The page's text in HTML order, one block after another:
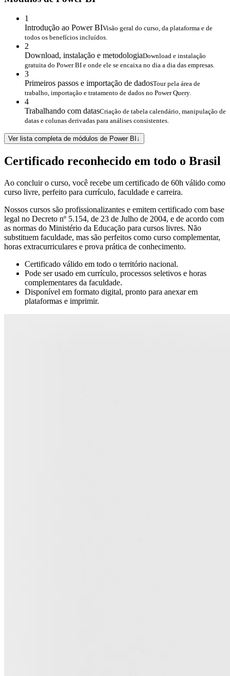
1
Introdução ao Power BIVisão geral do curso, da plataforma e de
todos os benefícios incluídos.
2
Download, instalação e metodologiaDownload e instalação
gratuita do Power BI e onde ele se encaixa no dia a dia das empresas.
3
Primeiros passos e importação de dadosTour pela área de
trabalho, importação e tratamento de dados no Power Query.
4
Trabalhando com datasCriação de tabela calendário, manipulação de
datas e colunas derivadas para análises consistentes.
Ver lista completa de módulos de Power BI ↓
Certificado reconhecido em todo o Brasil
Ao concluir o curso, você recebe um certificado de 60h válido como
curso livre, perfeito para currículo, faculdade e carreira.
Nossos cursos são profissionalizantes e emitem certificado com base
legal no Decreto nº 5.154, de 23 de Julho de 2004, e de acordo com
as normas do Ministério da Educação para cursos livres. Não
substituem faculdade, mas são perfeitos como curso complementar,
horas extracurriculares e prova prática de conhecimento.
Certificado válido em todo o território nacional.
Pode ser usado em currículo, processos seletivos e horas
complementares da faculdade.
Disponível em formato digital, pronto para anexar em
plataformas e imprimir.